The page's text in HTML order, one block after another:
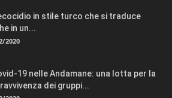
in stile turco che si traduce
in un...
2020
19 nelle Andamane: una lotta per la
dei gruppi...